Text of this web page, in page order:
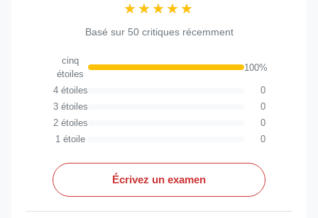
★★★★★
★★★★★
Basé sur 50 critiques récemment
cinq
étoiles
100%
4 étoiles
0
3 étoiles
0
2 étoiles
0
1 étoile
0
Écrivez un examen